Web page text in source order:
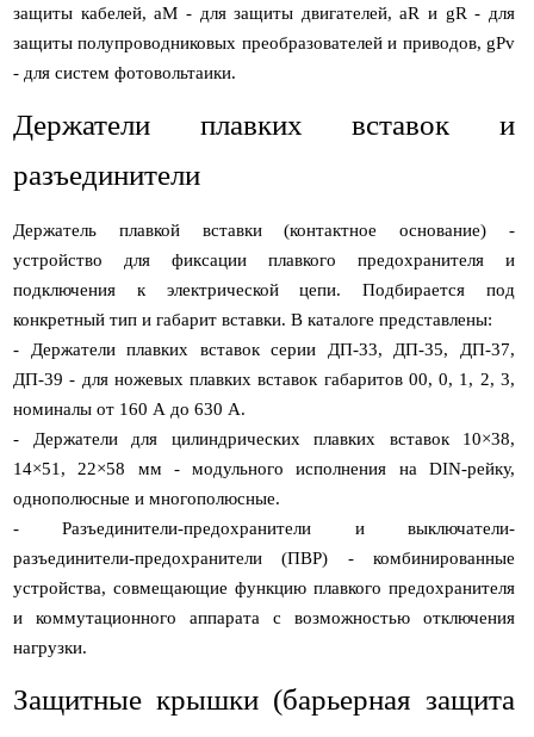
защиты кабелей, aM - для защиты двигателей, aR и gR - для
защиты полупроводниковых преобразователей и приводов, gPv
- для систем фотовольтаики.
Держатели плавких вставок и
разъединители
Держатель плавкой вставки (контактное основание) -
устройство для фиксации плавкого предохранителя и
подключения к электрической цепи. Подбирается под
конкретный тип и габарит вставки. В каталоге представлены:
- Держатели плавких вставок серии ДП-33, ДП-35, ДП-37,
ДП-39 - для ножевых плавких вставок габаритов 00, 0, 1, 2, 3,
номиналы от 160 А до 630 А.
- Держатели для цилиндрических плавких вставок 10×38,
14×51, 22×58 мм - модульного исполнения на DIN-рейку,
однополюсные и многополюсные.
- Разъединители-предохранители и выключатели-
разъединители-предохранители (ПВР) - комбинированные
устройства, совмещающие функцию плавкого предохранителя
и коммутационного аппарата с возможностью отключения
нагрузки.
Защитные крышки (барьерная защита